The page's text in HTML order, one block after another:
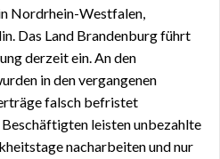
Nordrhein-Westfalen,
Das Land Brandenburg führt
derzeit ein. An den
in den vergangenen
falsch befristet
leisten unbezahlte
nacharbeiten und nur